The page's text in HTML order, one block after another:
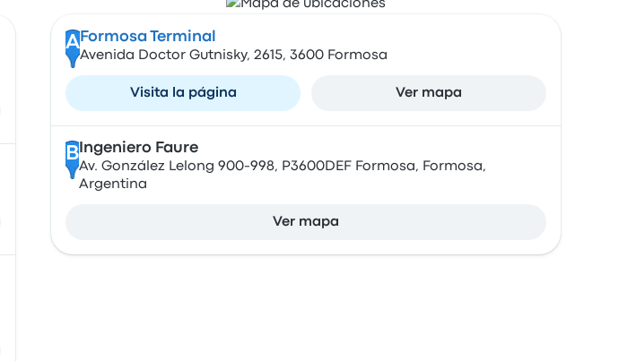
A Formosa Terminal
Avenida Doctor Gutnisky, 2615, 3600 Formosa
Visita la página Ver mapa
B Ingeniero Faure
Av. González Lelong 900-998, P3600DEF Formosa, Formosa,
Argentina
Ver mapa